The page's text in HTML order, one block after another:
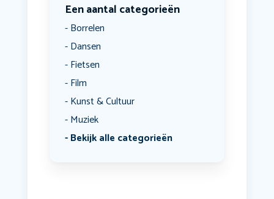
Een aantal categorieën
Borrelen
Dansen
Fietsen
Film
Kunst & Cultuur
Muziek
Bekijk alle categorieën